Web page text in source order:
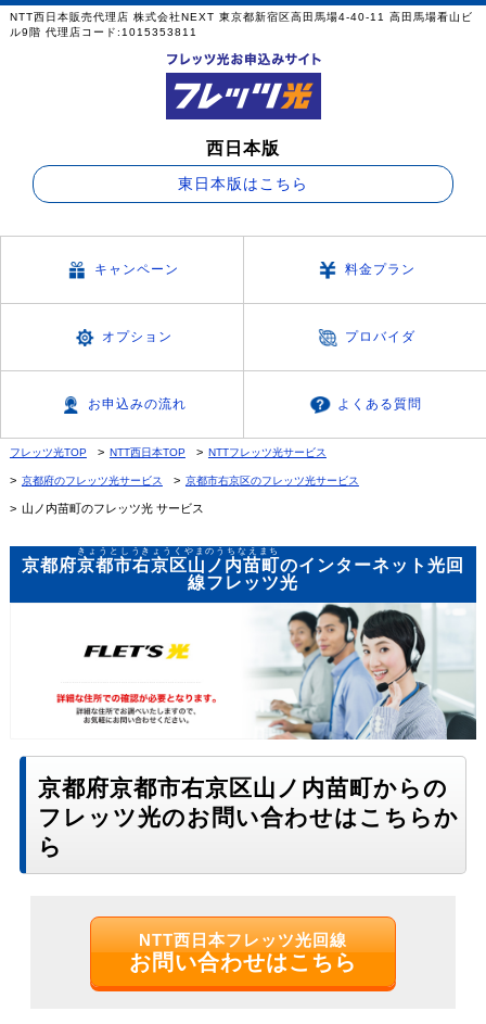
NTT西日本販売代理店 株式会社NEXT 東京都新宿区高田馬場4-40-11 高田馬場看山ビ
ル9階 代理店コード:1015353811
西日本版
東日本版はこちら
キャンペーン 料金プラン
オプション プロバイダ
お申込みの流れ よくある質問
フレッツ光TOP NTT西日本TOP NTTフレッツ光サービス
京都府のフレッツ光サービス 京都市右京区のフレッツ光サービス
山ノ内苗町のフレッツ光 サービス
京都府京都市右京区山ノ内苗町
きょうとしうきょうくやまのうちなえまち
のインターネット光回
線フレッツ光
京都府京都市右京区山ノ内苗町からの
フレッツ光のお問い合わせはこちらか
ら
NTT西日本フレッツ光回線
お問い合わせはこちら